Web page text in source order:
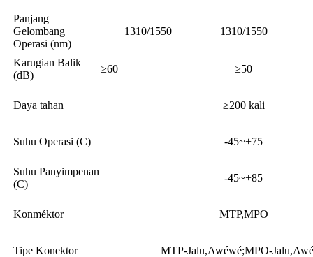
Panjang
Gelombang
Operasi (nm)
1310/1550 1310/1550
Karugian Balik
(dB)
≥60 ≥50
Daya tahan ≥200 kali
Suhu Operasi (C) -45~+75
Suhu Panyimpenan
(C)
-45~+85
Konméktor MTP,MPO
Tipe Konektor MTP-Jalu,Awéwé;MPO-